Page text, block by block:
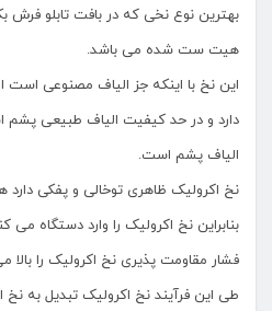
بهترین نوع نخی که در بافت تابلو فرش
هیت ست شده می باشد.
این نخ با اینکه جز الیاف مصنوعی است
دارد و در حد کیفیت الیاف طبیعی پشم
الیاف پشم است.
نخ اکرولیک ظاهری توخالی و پفکی دارد
بنابراین نخ اکرولیک را وارد دستگاه
فشار مقاومت پذیری نخ اکرولیک را بالا
طی این فرآیند نخ اکرولیک تبدیل